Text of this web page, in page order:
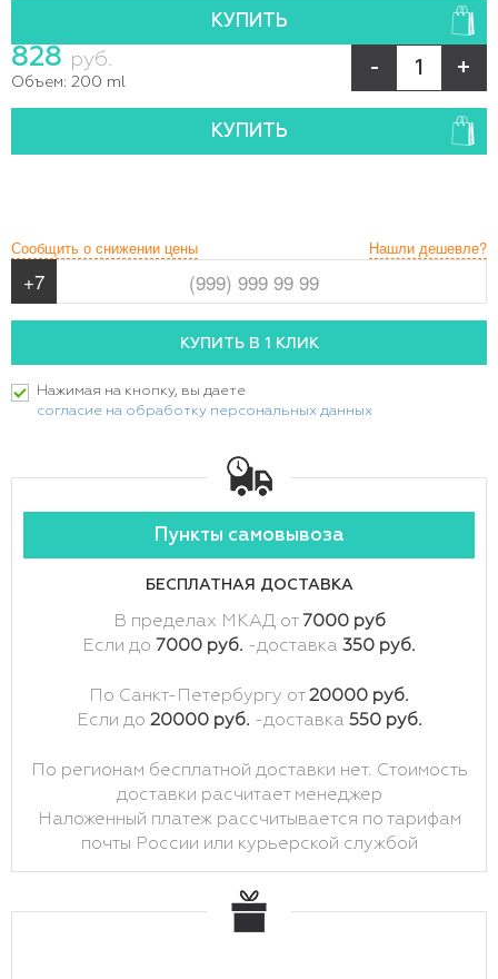
КУПИТЬ
828 руб.
Объем: 200 ml
- +
КУПИТЬ
Нашли дешевле?
Сообщить о снижении цены
Нажимая на кнопку, вы даете
согласие на обработку персональных данных
Пункты самовывоза
БЕСПЛАТНАЯ ДОСТАВКА
В пределах МКАД от 7000 руб
Если до 7000 руб. -доставка 350 руб.
По Санкт-Петербургу от20000 руб.
Если до 20000 руб. -доставка 550 руб.
По регионам бесплатной доставки нет. Стоимость
доставки расчитает менеджер
Наложенный платеж рассчитывается по тарифам
почты России или курьерской службой